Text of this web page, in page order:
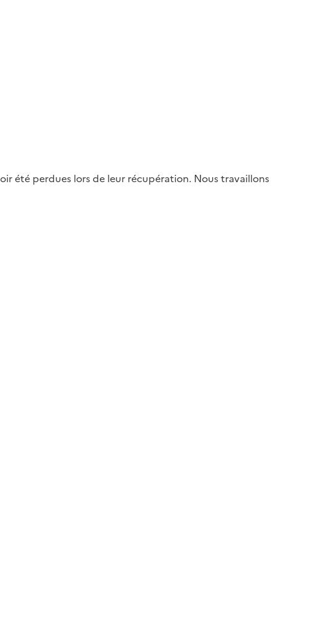
été perdues lors de leur récupération. Nous travaillons